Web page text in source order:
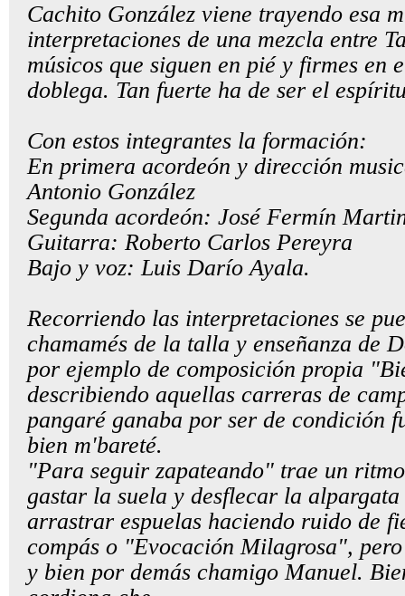
Cachito González viene trayendo esa
interpretaciones de una mezcla entre
músicos que siguen en pié y firmes en
doblega. Tan fuerte ha de ser el
Con estos integrantes la formación:
En primera acordeón y dirección
Antonio González
Segunda acordeón: José Fermín
Guitarra: Roberto Carlos Pereyra
Bajo y voz: Luis Darío Ayala.
Recorriendo las interpretaciones se
chamamés de la talla y enseñanza de
por ejemplo de composición propia
describiendo aquellas carreras de
pangaré ganaba por ser de condición
bien m'bareté.
"Para seguir zapateando" trae un
gastar la suela y desflecar la
arrastrar espuelas haciendo ruido de
compás o "Evocación Milagrosa",
y bien por demás chamigo Manuel.